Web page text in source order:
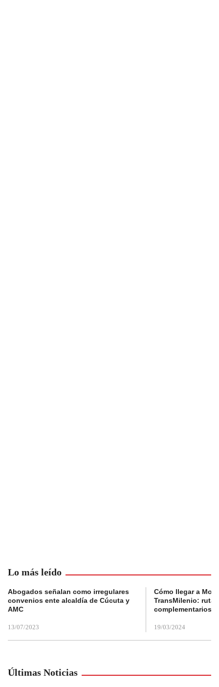
Lo más leído
Abogados señalan como irregulares
convenios ente alcaldía de Cúcuta y
AMC
13/07/2023
Cómo llegar a
TransMilenio:
complementarios
19/03/2024
Últimas Noticias